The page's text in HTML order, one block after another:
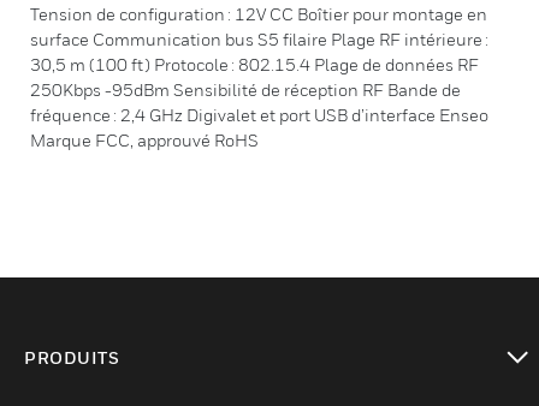
Tension de configuration : 12V CC Boîtier pour montage en
surface Communication bus S5 filaire Plage RF intérieure :
30,5 m (100 ft) Protocole : 802.15.4 Plage de données RF
250Kbps -95dBm Sensibilité de réception RF Bande de
fréquence : 2,4 GHz Digivalet et port USB d’interface Enseo
Marque FCC, approuvé RoHS
PRODUITS